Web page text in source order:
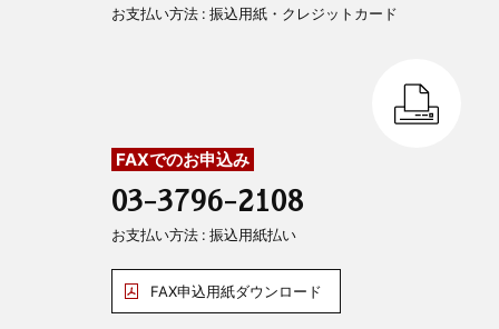
お支払い方法 : 振込用紙・クレジットカード
FAXでのお申込み
03-3796-2108
お支払い方法 : 振込用紙払い
FAX申込用紙ダウンロード